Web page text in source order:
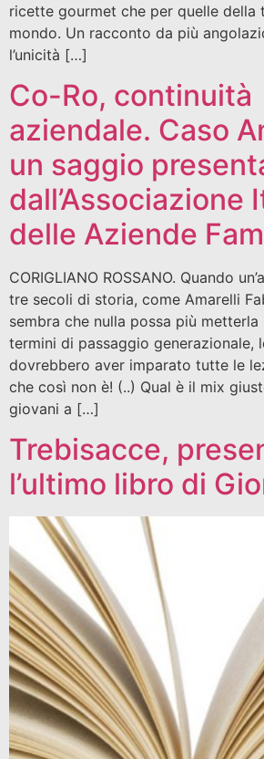
ricette gourmet che per quelle
mondo. Un racconto da più
l’unicità […]
Co-Ro, continuità
aziendale. Caso
un saggio
dall’Associazione
delle Aziende
CORIGLIANO ROSSANO. Quando
tre secoli di storia, come Amarelli
sembra che nulla possa più metterla
termini di passaggio generazionale,
dovrebbero aver imparato tutte le
che così non è! (..) Qual è il mix
giovani a […]
Trebisacce,
l’ultimo libro di